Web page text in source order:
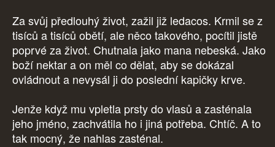
Za svůj předlouhý život, zažil již ledacos. Krmil se z
tisíců a tisíců obětí, ale něco takového, pocítil jistě
poprvé za život. Chutnala jako mana nebeská. Jako
boží nektar a on měl co dělat, aby se dokázal
ovládnout a nevysál ji do poslední kapičky krve.
Jenže když mu vpletla prsty do vlasů a zasténala
jeho jméno, zachvátila ho i jiná potřeba. Chtíč. A to
tak mocný, že nahlas zasténal.